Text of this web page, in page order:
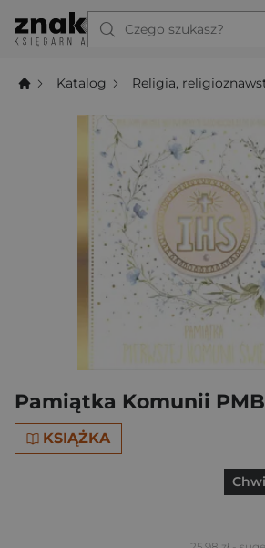
Czego szukasz?
Katalog Religia,
Pamiątka Komunii
KSIĄŻKA